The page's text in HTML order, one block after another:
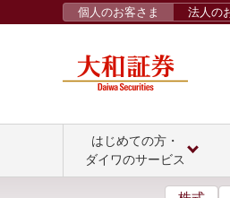
個人のお客さま 法人の
はじめての方・
ダイワのサービス